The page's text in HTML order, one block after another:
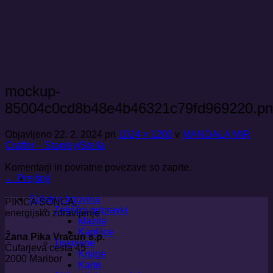
Spletna trgovina
Zeliščni pripravki
Mazila
Kapljice
Tiskovine
Knjige
Karte
mockup-
Objavljeno 22. 2. 2024 pri 1024 × 1200 v MANDALA MIR
Crafter – Stanley/Stella
Komentarji in povratne povezave so zaprte.
← Prejšnji
PIKICA SONCA,
energijsko zdravljenje
Žana Pika Vračun s.p.
Čufarjeva cesta 45
2000 Maribor